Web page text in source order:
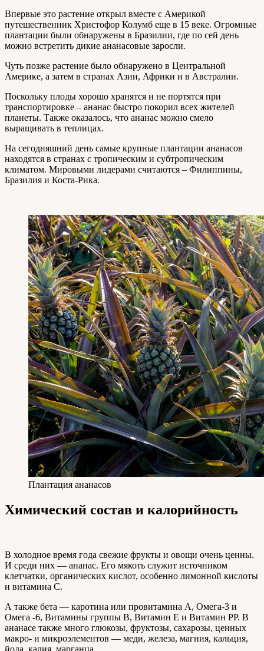
Впервые это растение открыл вместе с Америкой
путешественник Христофор Колумб еще в 15 веке. Огромные
плантации были обнаружены в Бразилии, где по сей день
можно встретить дикие ананасовые заросли.
Чуть позже растение было обнаружено в Центральной
Америке, а затем в странах Азии, Африки и в Австралии.
Поскольку плоды хорошо хранятся и не портятся при
транспортировке – ананас быстро покорил всех жителей
планеты. Также оказалось, что ананас можно смело
выращивать в теплицах.
На сегодняшний день самые крупные плантации ананасов
находятся в странах с тропическим и субтропическим
климатом. Мировыми лидерами считаются – Филиппины,
Бразилия и Коста-Рика.
Плантация ананасов
Химический состав и калорийность
В холодное время года свежие фрукты и овощи очень ценны.
И среди них — ананас. Его мякоть служит источником
клетчатки, органических кислот, особенно лимонной кислоты
и витамина С.
А также бета — каротина или провитамина А, Омега-3 и
Омега -6, Витамины группы В, Витамин Е и Витамин РР. В
ананасе также много глюкозы, фруктозы, сахарозы, ценных
макро- и микроэлементов — меди, железа, магния, кальция,